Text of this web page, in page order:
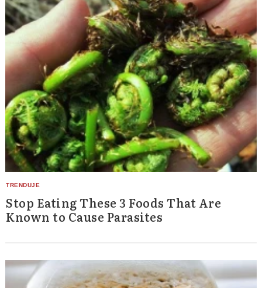
Stop Eating These 3 Foods That Are
Known to Cause Parasites